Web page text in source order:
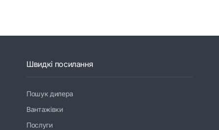
Швидкі посилання
Пошук дилера
Вантажівки
Послуги